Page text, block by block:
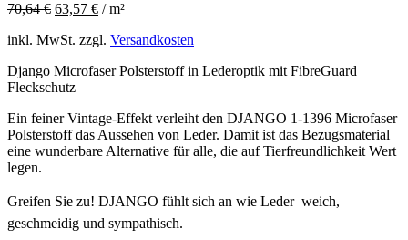
70,64€ 63,57 € /m²
inkl. MwSt. zzgl. Versandkosten
Django Microfaser Polsterstoff in Lederoptik mit FibreGuard
Fleckschutz
Ein feiner Vintage-Effekt verleiht den DJANGO 1-1396 Microfaser
Polsterstoff das Aussehen von Leder. Damit ist das Bezugsmaterial
eine wunderbare Alternative für alle, die auf Tierfreundlichkeit Wert
legen.
Greifen Sie zu! DJANGO fühlt sich an wie Leder  weich,
geschmeidig und sympathisch.